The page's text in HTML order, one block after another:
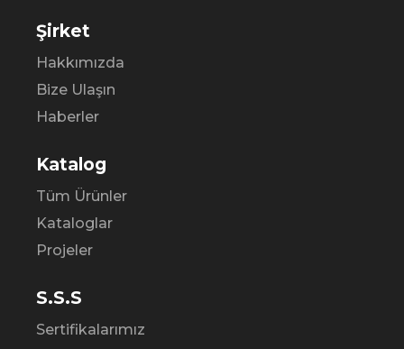
Şirket
Hakkımızda
Bize Ulaşın
Haberler
Katalog
Tüm Ürünler
Kataloglar
Projeler
S.S.S
Sertifikalarımız